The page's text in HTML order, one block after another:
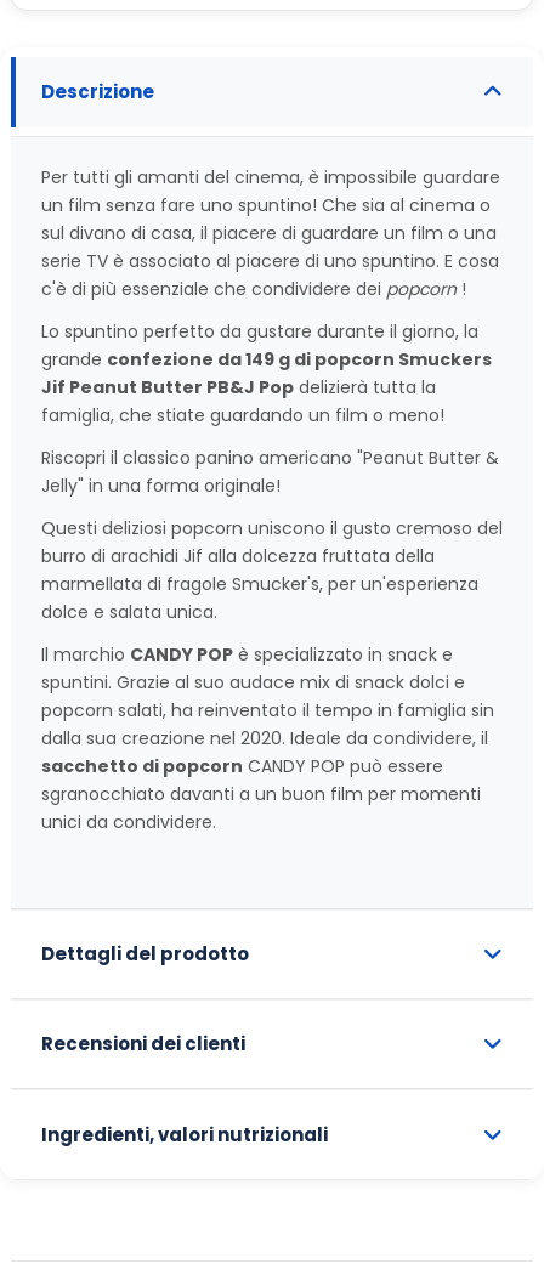
Descrizione
Per tutti gli amanti del cinema, è impossibile guardare
un film senza fare uno spuntino! Che sia al cinema o
sul divano di casa, il piacere di guardare un film o una
serie TV è associato al piacere di uno spuntino. E cosa
c'è di più essenziale che condividere dei popcorn!
Lo spuntino perfetto da gustare durante il giorno, la
grande confezione da 149 g di popcorn Smuckers
Jif Peanut Butter PB&J Pop delizierà tutta la
famiglia, che stiate guardando un film o meno!
Riscopri il classico panino americano "Peanut Butter &
Jelly" in una forma originale!
Questi deliziosi popcorn uniscono il gusto cremoso del
burro di arachidi Jif alla dolcezza fruttata della
marmellata di fragole Smucker's, per un'esperienza
dolce e salata unica.
Il marchio CANDY POP è specializzato in snack e
spuntini. Grazie al suo audace mix di snack dolci e
popcorn salati, ha reinventato il tempo in famiglia sin
dalla sua creazione nel 2020. Ideale da condividere, il
sacchetto di popcorn CANDY POP può essere
sgranocchiato davanti a un buon film per momenti
unici da condividere.
Dettagli del prodotto
Recensioni dei clienti
Ingredienti, valori nutrizionali